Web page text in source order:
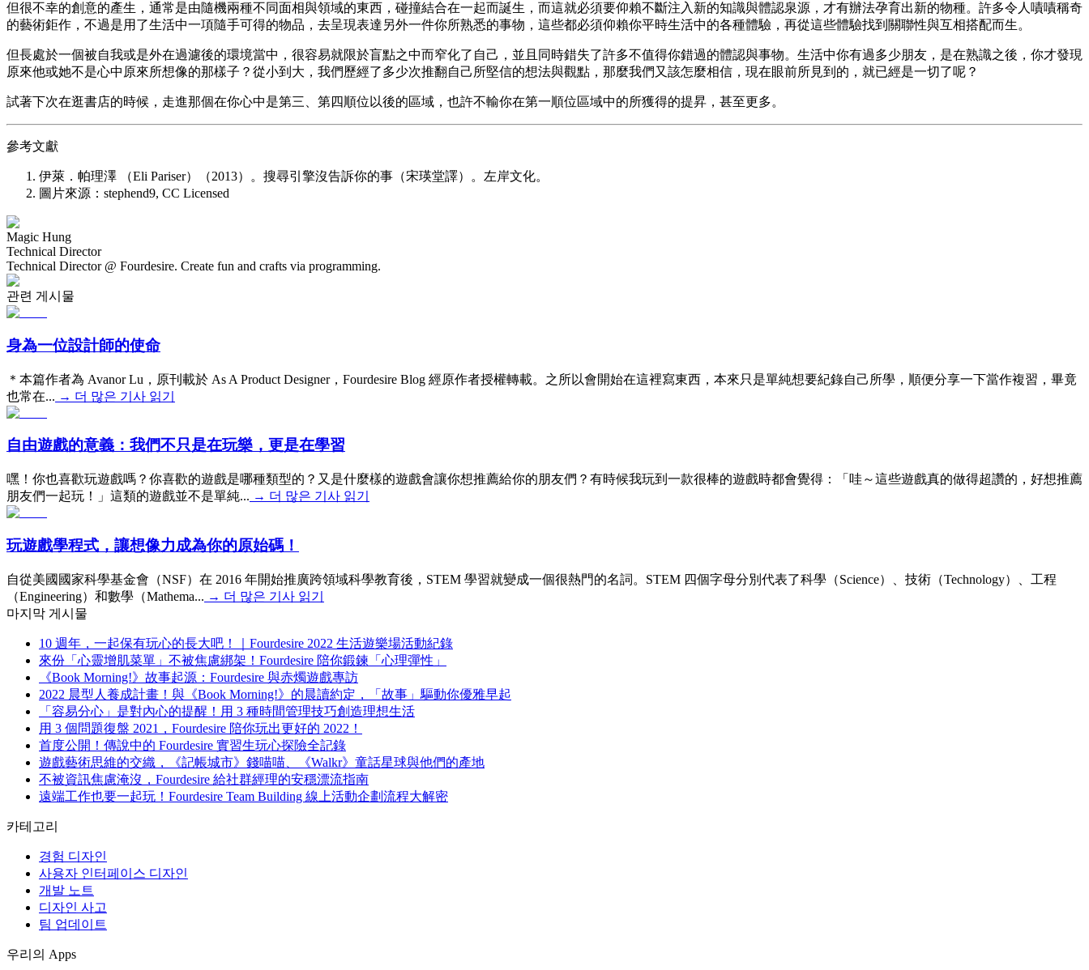
但很不幸的創意的產生，通常是由隨機兩種不同面相與領域的東西，碰撞結合在一起而誕生，而這就必須要仰賴不斷注入新的知識與體認泉源，才有辦法孕育出新的物種。許多令人嘖嘖稱奇
的藝術鉅作，不過是用了生活中一項隨手可得的物品，去呈現表達另外一件你所熟悉的事物，這些都必須仰賴你平時生活中的各種體驗，再從這些體驗找到關聯性與互相搭配而生。
但長處於一個被自我或是外在過濾後的環境當中，很容易就限於盲點之中而窄化了自己，並且同時錯失了許多不值得你錯過的體認與事物。生活中你有過多少朋友，是在熟識之後，你才發現
原來他或她不是心中原來所想像的那樣子？從小到大，我們歷經了多少次推翻自己所堅信的想法與觀點，那麼我們又該怎麼相信，現在眼前所見到的，就已經是一切了呢？
試著下次在逛書店的時候，走進那個在你心中是第三、第四順位以後的區域，也許不輸你在第一順位區域中的所獲得的提昇，甚至更多。
參考文獻
伊萊．帕理澤 （Eli Pariser）（2013）。搜尋引擎沒告訴你的事（宋瑛堂譯）。左岸文化。
圖片來源：stephend9, CC Licensed
Magic Hung
Technical Director
Technical Director @ Fourdesire. Create fun and crafts via programming.
관련 게시물
身為一位設計師的使命
＊本篇作者為 Avanor Lu，原刊載於 As A Product Designer，Fourdesire Blog 經原作者授權轉載。之所以會開始在這裡寫東西，本來只是單純想要紀錄自己所學，順便分享一下當作複習，畢竟
也常在... → 더 많은 기사 읽기
自由遊戲的意義：我們不只是在玩樂，更是在學習
嘿！你也喜歡玩遊戲嗎？你喜歡的遊戲是哪種類型的？又是什麼樣的遊戲會讓你想推薦給你的朋友們？有時候我玩到一款很棒的遊戲時都會覺得：「哇～這些遊戲真的做得超讚的，好想推薦
朋友們一起玩！」這類的遊戲並不是單純... → 더 많은 기사 읽기
玩遊戲學程式，讓想像力成為你的原始碼！
自從美國國家科學基金會（NSF）在 2016 年開始推廣跨領域科學教育後，STEM 學習就變成一個很熱門的名詞。STEM 四個字母分別代表了科學（Science）、技術（Technology）、工程
（Engineering）和數學（Mathema... → 더 많은 기사 읽기
마지막 게시물
10 週年，一起保有玩心的長大吧！｜Fourdesire 2022 生活遊樂場活動紀錄
來份「心靈增肌菜單」不被焦慮綁架！Fourdesire 陪你鍛鍊「心理彈性」
《Book Morning!》故事起源：Fourdesire 與赤燭遊戲專訪
2022 晨型人養成計畫！與《Book Morning!》的晨讀約定，「故事」驅動你優雅早起
「容易分心」是對內心的提醒！用 3 種時間管理技巧創造理想生活
用 3 個問題復盤 2021，Fourdesire 陪你玩出更好的 2022！
首度公開！傳說中的 Fourdesire 實習生玩心探險全記錄
遊戲藝術思維的交織，《記帳城市》錢喵喵、《Walkr》童話星球與他們的產地
不被資訊焦慮淹沒，Fourdesire 給社群經理的安穩漂流指南
遠端工作也要一起玩！Fourdesire Team Building 線上活動企劃流程大解密
카테고리
경험 디자인
사용자 인터페이스 디자인
개발 노트
디자인 사고
팀 업데이트
우리의 Apps